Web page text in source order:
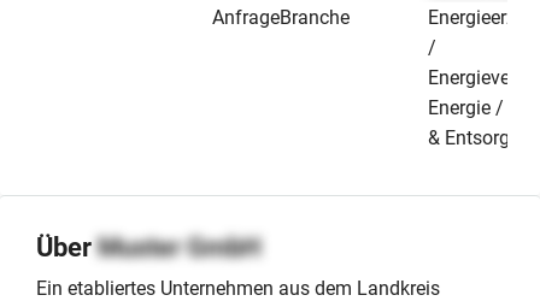
AnfrageBranche
/
Energie /
&
ÜberMuster GmbH
Ein etabliertes Unternehmen aus dem Landkreis